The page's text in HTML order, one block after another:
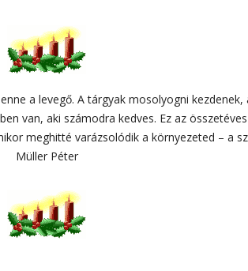
a levegő. A tárgyak mosolyogni
van, aki számodra kedves. Ez az
meghitté varázsolódik a környezeted – a
Müller Péter